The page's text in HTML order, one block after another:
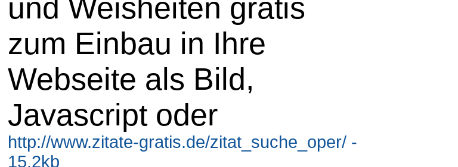
und Weisheiten gratis
zum Einbau in Ihre
Webseite als Bild,
Javascript oder
http://www.zitate-gratis.de/zitat_suche_oper/ -
15.2kb